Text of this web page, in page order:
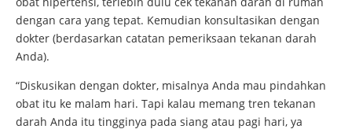
dengan cara yang tepat. Kemudian konsultasikan dengan
dokter (berdasarkan catatan pemeriksaan tekanan darah
Anda).
“Diskusikan dengan dokter, misalnya Anda mau pindahkan
obat itu ke malam hari. Tapi kalau memang tren tekanan
darah Anda itu tingginya pada siang atau pagi hari, ya